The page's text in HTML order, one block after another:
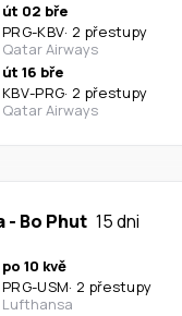
út 02 bře
PRG-KBV· 2 přestupy
Qatar Airways
út 16 bře
KBV-PRG· 2 přestupy
Qatar Airways
- Bo Phut 15 dni
po 10 kvě
PRG-USM· 2 přestupy
Lufthansa